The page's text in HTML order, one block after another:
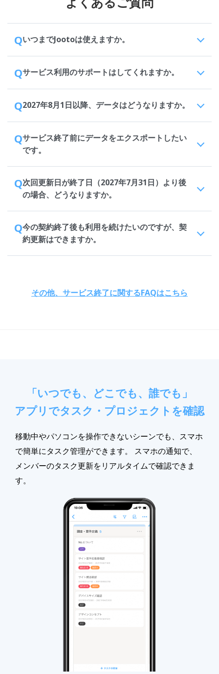
QいつまでJootoは使えますか。
Qサービス利用のサポートはしてくれますか。
Q2027年8月1日以降、データはどうなりますか。
Qサービス終了前にデータをエクスポートしたい
です。
Q次回更新日が終了日（2027年7月31日）より後
の場合、どうなりますか。
Q今の契約終了後も利用を続けたいのですが、契
約更新はできますか。
その他、サービス終了に関するFAQはこちら
「いつでも、どこでも、誰でも」
アプリでタスク・プロジェクトを確認
移動中やパソコンを操作できないシーンでも、スマホ
で簡単にタスク管理ができます。 スマホの通知で、
メンバーのタスク更新をリアルタイムで確認できま
す。